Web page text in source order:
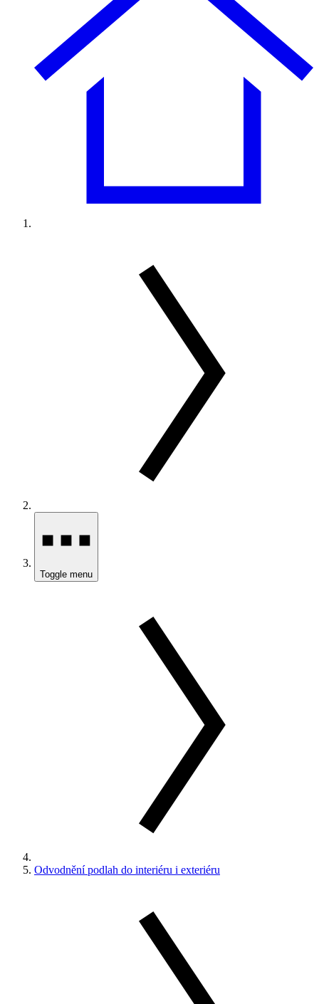
Toggle menu
Odvodnění podlah do interiéru i exteriéru